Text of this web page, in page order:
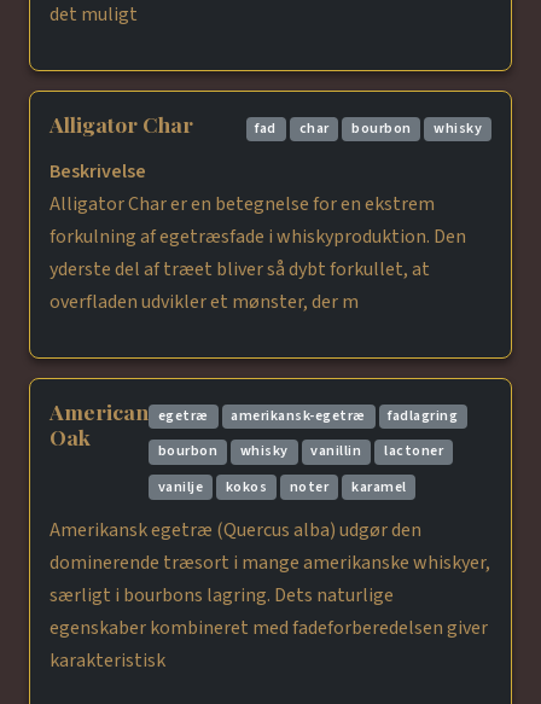
det muligt
Alligator Char fad char bourbon whisky
Beskrivelse
Alligator Char er en betegnelse for en ekstrem
forkulning af egetræsfade i whiskyproduktion. Den
yderste del af træet bliver så dybt forkullet, at
overfladen udvikler et mønster, der m
American
Oak
egetræ amerikansk-egetræ
fadlagring
bourbon
whisky vanillin
lactoner
vanilje
kokos noter karamel
Amerikansk egetræ (Quercus alba) udgør den
dominerende træsort i mange amerikanske whiskyer,
særligt i bourbons lagring. Dets naturlige
egenskaber kombineret med fadeforberedelsen giver
karakteristisk